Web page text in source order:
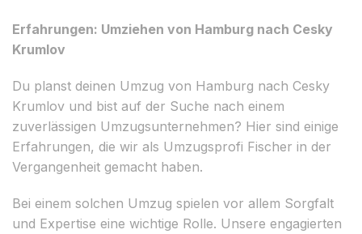
Erfahrungen: Umziehen von Hamburg nach Cesky
Krumlov
Du planst deinen Umzug von Hamburg nach Cesky
Krumlov und bist auf der Suche nach einem
zuverlässigen Umzugsunternehmen? Hier sind einige
Erfahrungen, die wir als Umzugsprofi Fischer in der
Vergangenheit gemacht haben.
Bei einem solchen Umzug spielen vor allem Sorgfalt
und Expertise eine wichtige Rolle. Unsere engagierten